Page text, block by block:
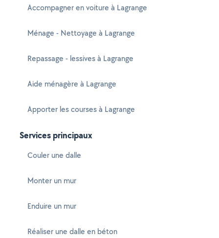
Accompagner en voiture à Lagrange
Ménage - Nettoyage à Lagrange
Repassage - lessives à Lagrange
Aide ménagère à Lagrange
Apporter les courses à Lagrange
Services principaux
Couler une dalle
Monter un mur
Enduire un mur
Réaliser une dalle en béton